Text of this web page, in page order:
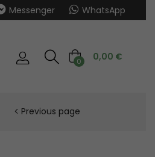
Messenger WhatsApp
0 0,00 €
Previous page